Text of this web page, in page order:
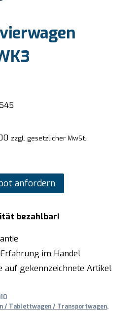
zzgl. gesetzlicher MwSt.
anfordern
bezahlbar!
im Handel
auf gekennzeichnete Artikel
/ Tablettwagen / Transportwagen,